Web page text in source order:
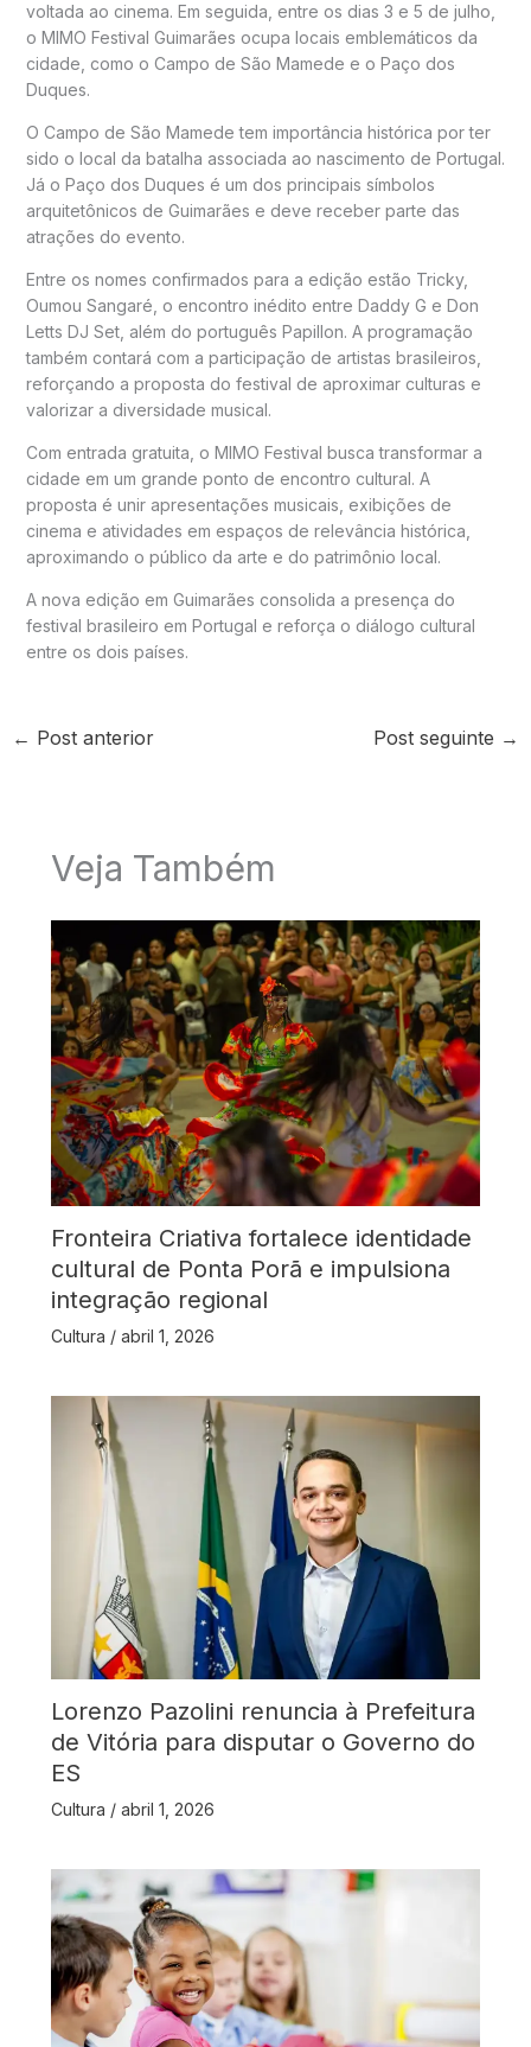
voltada ao cinema. Em seguida, entre os dias 3 e 5 de julho,
o MIMO Festival Guimarães ocupa locais emblemáticos da
cidade, como o Campo de São Mamede e o Paço dos
Duques.
O Campo de São Mamede tem importância histórica por ter
sido o local da batalha associada ao nascimento de Portugal.
Já o Paço dos Duques é um dos principais símbolos
arquitetônicos de Guimarães e deve receber parte das
atrações do evento.
Entre os nomes confirmados para a edição estão Tricky,
Oumou Sangaré, o encontro inédito entre Daddy G e Don
Letts DJ Set, além do português Papillon. A programação
também contará com a participação de artistas brasileiros,
reforçando a proposta do festival de aproximar culturas e
valorizar a diversidade musical.
Com entrada gratuita, o MIMO Festival busca transformar a
cidade em um grande ponto de encontro cultural. A
proposta é unir apresentações musicais, exibições de
cinema e atividades em espaços de relevância histórica,
aproximando o público da arte e do patrimônio local.
A nova edição em Guimarães consolida a presença do
festival brasileiro em Portugal e reforça o diálogo cultural
entre os dois países.
← Post anterior Post seguinte →
Veja Também
Fronteira Criativa fortalece identidade
cultural de Ponta Porã e impulsiona
integração regional
Cultura / abril 1, 2026
Lorenzo Pazolini renuncia à Prefeitura
de Vitória para disputar o Governo do
ES
Cultura / abril 1, 2026